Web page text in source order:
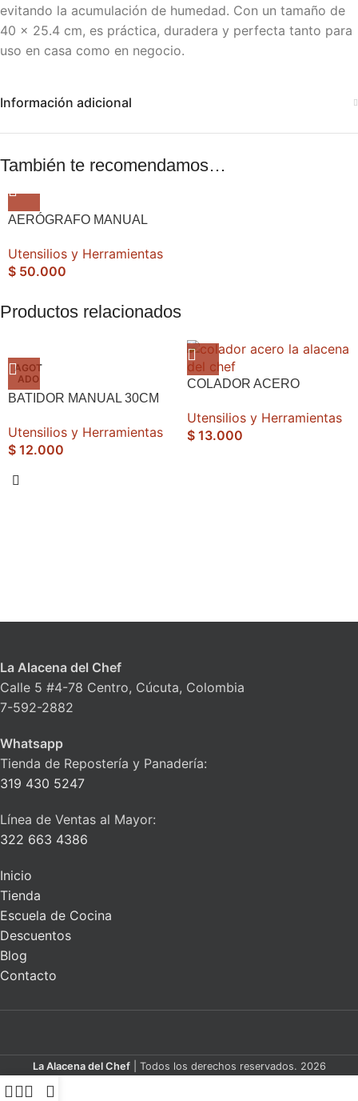
evitando la acumulación de humedad. Con un tamaño de
40 x 25.4 cm, es práctica, duradera y perfecta tanto para
uso en casa como en negocio.
Información adicional
También te recomendamos…
AERÓGRAFO MANUAL
Utensilios y Herramientas
$ 50.000
Productos relacionados
AGOT
ADO
BATIDOR MANUAL 30CM
Utensilios y Herramientas
$ 12.000
COLADOR ACERO
Utensilios y Herramientas
$ 13.000
La Alacena del Chef
Calle 5 #4-78 Centro, Cúcuta, Colombia
7-592-2882
Whatsapp
Tienda de Repostería y Panadería:
319 430 5247
Línea de Ventas al Mayor:
322 663 4386
Inicio
Tienda
Escuela de Cocina
Descuentos
Blog
Contacto
La Alacena del Chef | Todos los derechos reservados. 2026